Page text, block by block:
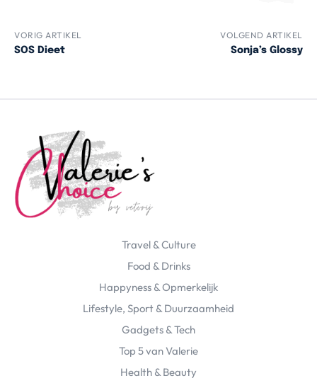
VORIG ARTIKEL
SOS Dieet
VOLGEND ARTIKEL
Sonja’s Glossy
Travel & Culture
Food & Drinks
Happyness & Opmerkelijk
Lifestyle, Sport & Duurzaamheid
Gadgets & Tech
Top 5 van Valerie
Health & Beauty